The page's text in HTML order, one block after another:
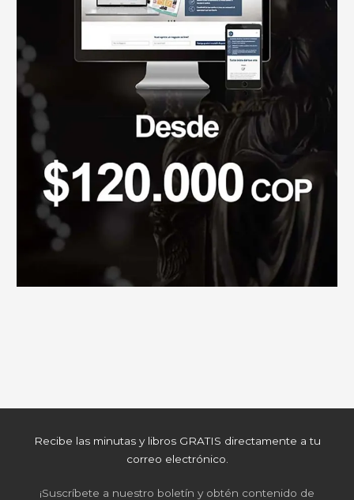
Recibe las minutas y libros GRATIS directamente a tu
correo electrónico.
¡Suscríbete a nuestro boletín y obtén contenido de